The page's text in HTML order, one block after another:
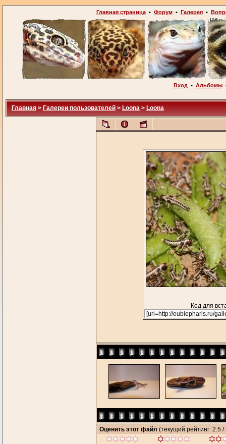
Главная страница• Форум• Галерея•
Вход • Альбомы
Главная > Галереи пользователей > Loona > Loona
Код для
Оценить этот файл (текущий рейтинг: 2.5 /